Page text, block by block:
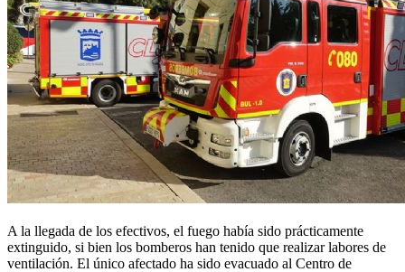
A la llegada de los efectivos, el fuego había sido prácticamente
extinguido, si bien los bomberos han tenido que realizar labores de
ventilación. El único afectado ha sido evacuado al Centro de